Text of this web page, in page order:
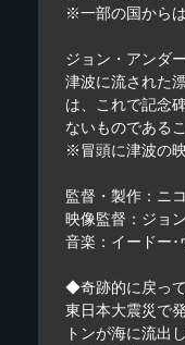
※一部の国から
ジョン・アンダ
津波に流された
は、これで記念
ないものである
※冒頭に津波の
監督・製作：ニ
映像監督：ジョ
音楽：イードー･
◆奇跡的に戻っ
東日本大震災で
トンが海に流出